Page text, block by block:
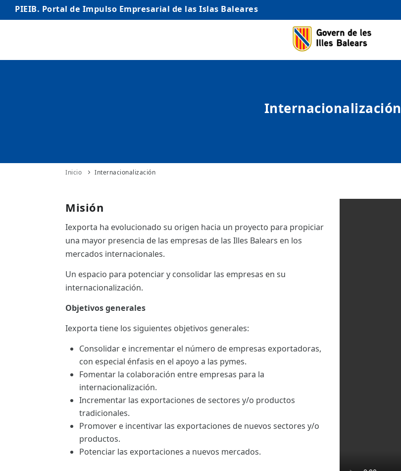
PIEIB. Portal de Impulso Empresarial de las Islas Baleares
INICIO
INTERNACIONALIZACIÓN
Internacionalización
Inicio Internacionalización
Misión
Iexporta ha evolucionado su origen hacia un proyecto para propiciar
una mayor presencia de las empresas de las Illes Balears en los
mercados internacionales.
Un espacio para potenciar y consolidar las empresas en su
internacionalización.
Objetivos generales
Iexporta tiene los siguientes objetivos generales:
Consolidar e incrementar el número de empresas exportadoras,
con especial énfasis en el apoyo a las pymes.
Fomentar la colaboración entre empresas para la
internacionalización.
Incrementar las exportaciones de sectores y/o productos
tradicionales.
Promover e incentivar las exportaciones de nuevos sectores y/o
productos.
Potenciar las exportaciones a nuevos mercados.